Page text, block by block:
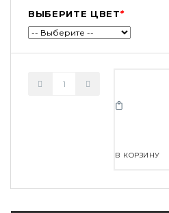
*
ВЫБЕРИТЕ ЦВЕТ
В КОРЗИНУ